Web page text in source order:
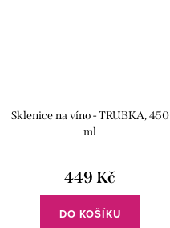
Sklenice na víno - TRUBKA, 450
ml
449 Kč
DO KOŠÍKU